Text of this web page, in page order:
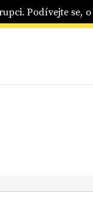
Podívejte se, o